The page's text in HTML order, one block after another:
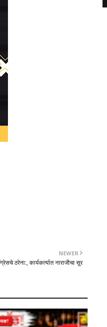
NEWER
ठरेना:, कार्यकर्त्यात नाराजीचा सूर